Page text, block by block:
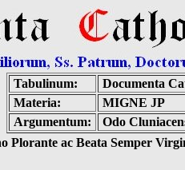
Tabulinum:
Documenta
Materia:
MIGNE JP
Argumentum:
Odo
Plorante ac Beata Semper